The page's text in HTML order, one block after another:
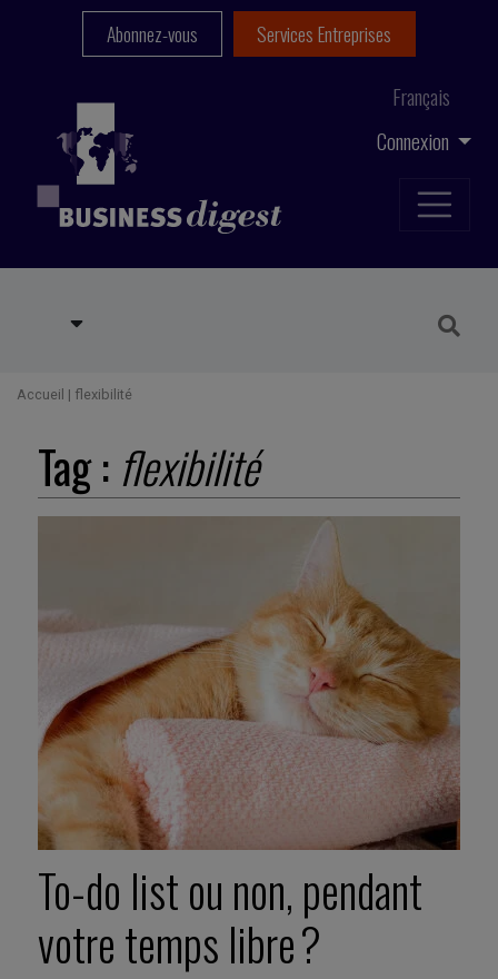
Connexion
Français
Abonnez-vous Services Entreprises
Accueil | flexibilité
Tag : flexibilité
To-do list ou non, pendant
votre temps libre ?